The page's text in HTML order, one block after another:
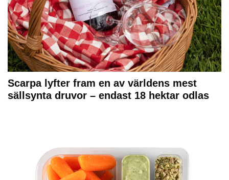
Scarpa lyfter fram en av världens mest
sällsynta druvor – endast 18 hektar odlas